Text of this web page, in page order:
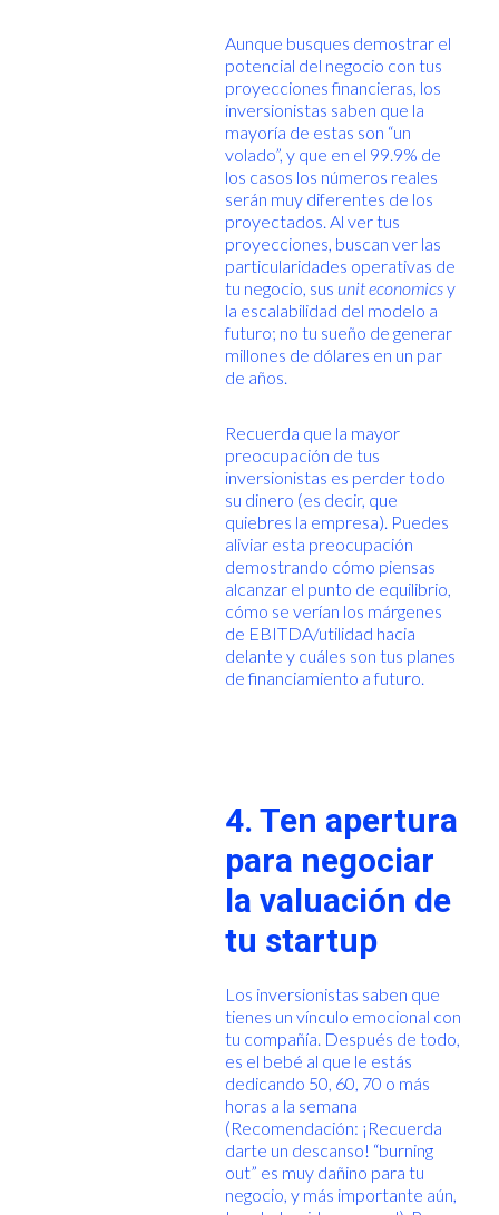
Aunque busques demostrar el
potencial del negocio con tus
proyecciones financieras, los
inversionistas saben que la
mayoría de estas son “un
volado”, y que en el 99.9% de
los casos los números reales
serán muy diferentes de los
proyectados. Al ver tus
proyecciones, buscan ver las
particularidades operativas de
tu negocio, sus unit economicsy
la escalabilidad del modelo a
futuro; no tu sueño de generar
millones de dólares en un par
de años.
Recuerda que la mayor
preocupación de tus
inversionistas es perder todo
su dinero (es decir, que
quiebres la empresa). Puedes
aliviar esta preocupación
demostrando cómo piensas
alcanzar el punto de equilibrio,
cómo se verían los márgenes
de EBITDA/utilidad hacia
delante y cuáles son tus planes
de financiamiento a futuro.
4. Ten apertura
para negociar
la valuación de
tu startup
Los inversionistas saben que
tienes un vínculo emocional con
tu compañía. Después de todo,
es el bebé al que le estás
dedicando 50, 60, 70 o más
horas a la semana
(Recomendación: ¡Recuerda
darte un descanso! “burning
out” es muy dañino para tu
negocio, y más importante aún,